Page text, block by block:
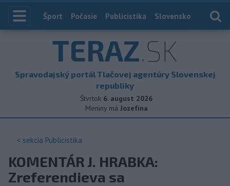
Index
Šport Počasie Publicistika Slovensko
TERAZ.SK
Spravodajský portál Tlačovej agentúry Slovenskej
republiky
Štvrtok 6. august 2026
Meniny má Jozefína
< sekcia Publicistika
KOMENTÁR J. HRABKA:
Zreferendieva sa